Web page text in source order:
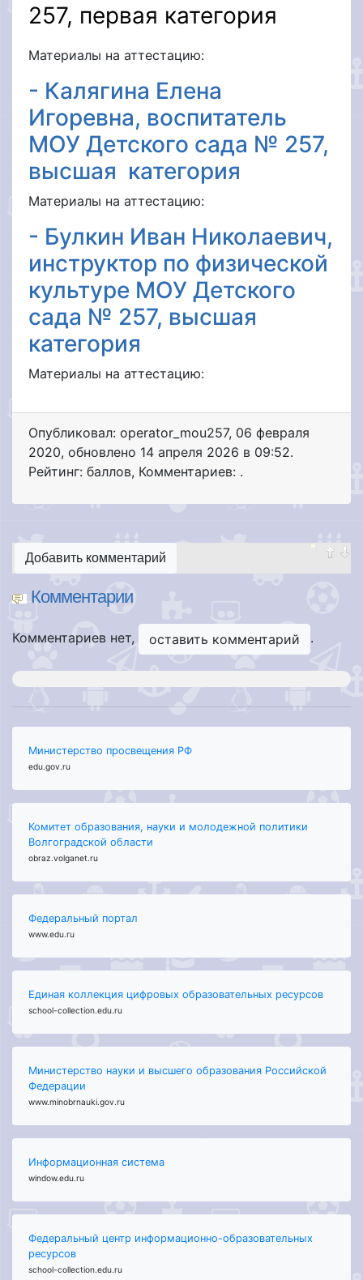
257, первая категория
Материалы на аттестацию:
- Калягина Елена
Игоревна, воспитатель
МОУ Детского сада № 257,
высшая категория
Материалы на аттестацию:
- Булкин Иван Николаевич,
инструктор по физической
культуре МОУ Детского
сада № 257, высшая
категория
Материалы на аттестацию:
Опубликовал: operator_mou257, 06 февраля
2020, обновлено 14 апреля 2026 в 09:52.
Рейтинг: баллов, Комментариев: .
Добавить комментарий
Комментарии
Комментариев нет, оставить комментарий .
Министерство просвещения РФ
edu.gov.ru
Комитет образования, науки и молодежной политики
Волгоградской области
obraz.volganet.ru
Федеральный портал
www.edu.ru
Единая коллекция цифровых образовательных ресурсов
school-collection.edu.ru
Министерство науки и высшего образования Российской
Федерации
www.minobrnauki.gov.ru
Информационная система
window.edu.ru
Федеральный центр информационно-образовательных
ресурсов
school-collection.edu.ru